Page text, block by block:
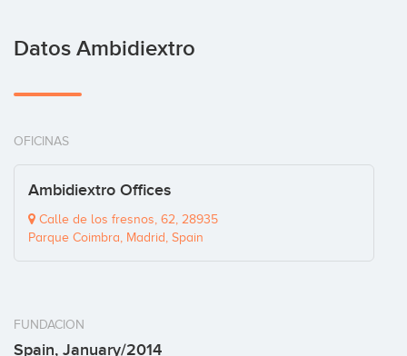
Datos Ambidiextro
OFICINAS
Ambidiextro Offices
Calle de los fresnos, 62, 28935
Parque Coimbra, Madrid, Spain
FUNDACION
Spain, January/2014